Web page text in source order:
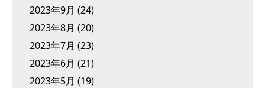
2023年9月 (24)
2023年8月 (20)
2023年7月 (23)
2023年6月 (21)
2023年5月 (19)